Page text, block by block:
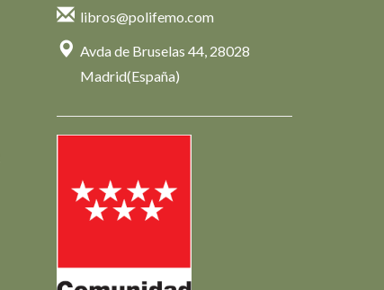
libros@polifemo.com
Avda de Bruselas 44, 28028
Madrid(España)